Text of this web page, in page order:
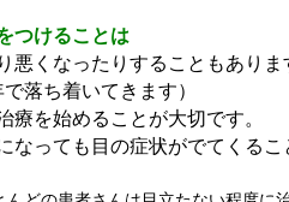
つけることは
なったりすることもありま
落ち着いてきます）
始めることが大切です。
ても目の症状がでてくるこ